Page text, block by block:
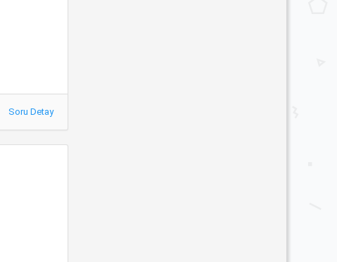
Soru Detay